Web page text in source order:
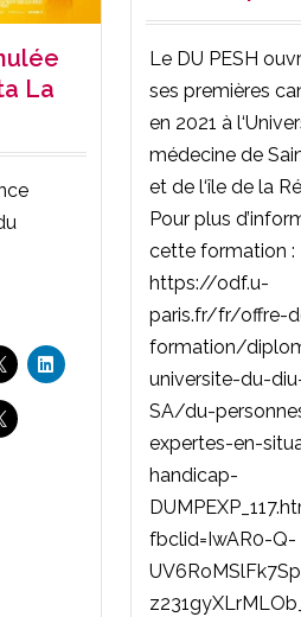
La
Le DU PESH
ses premières
en 2021 à
médecine de
et de l‘île de la
Pour plus
cette formation :
https://odf.u-
paris.fr/fr/offre-
formation/
universite-du-
SA/du-
expertes-en-
handicap-
fbclid=IwAR0-Q-